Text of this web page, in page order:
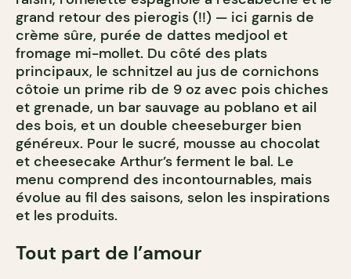
grand retour des pierogis (!!) — ici garnis de
crème sûre, purée de dattes medjool et
fromage mi-mollet. Du côté des plats
principaux, le schnitzel au jus de cornichons
côtoie un prime rib de 9 oz avec pois chiches
et grenade, un bar sauvage au poblano et ail
des bois, et un double cheeseburger bien
généreux. Pour le sucré, mousse au chocolat
et cheesecake Arthur’s ferment le bal. Le
menu comprend des incontournables, mais
évolue au fil des saisons, selon les inspirations
et les produits.
Tout part de l’amour